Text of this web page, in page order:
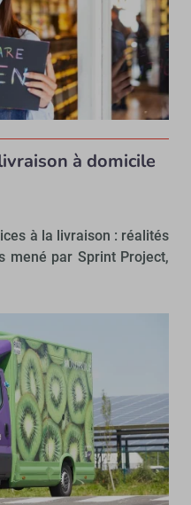
à domicile
à la livraison : réalités
mené par Sprint Project,